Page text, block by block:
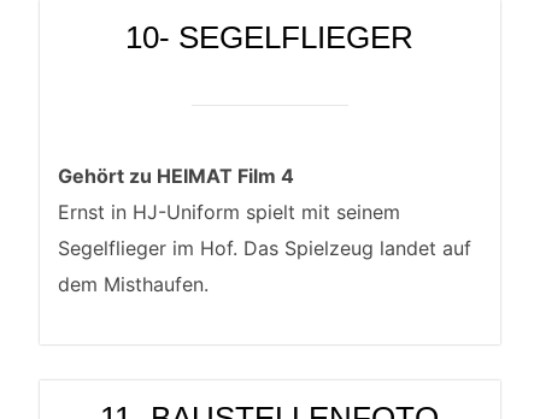
10- SEGELFLIEGER
Gehört zu HEIMAT Film 4
Ernst in HJ-Uniform spielt mit seinem
Segelflieger im Hof. Das Spielzeug landet auf
dem Misthaufen.